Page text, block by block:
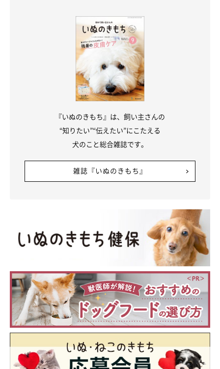
『いぬのきもち』は、飼い主さんの
“知りたい”“伝えたい”にこたえる
犬のこと総合雑誌です。
雑誌『いぬのきもち』